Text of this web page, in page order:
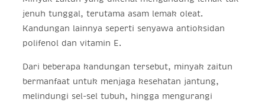
jenuh tunggal, terutama asam lemak oleat.
Kandungan lainnya seperti senyawa antioksidan
polifenol dan vitamin E.
Dari beberapa kandungan tersebut, minyak zaitun
bermanfaat untuk menjaga kesehatan jantung,
melindungi sel-sel tubuh, hingga mengurangi